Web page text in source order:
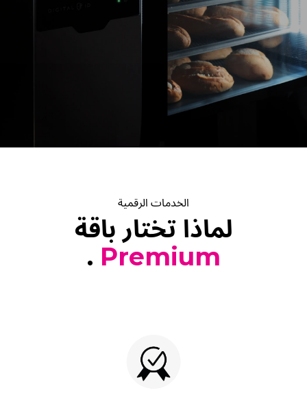
الخدمات الرقمية
لماذا تختار باقة
Premium
.